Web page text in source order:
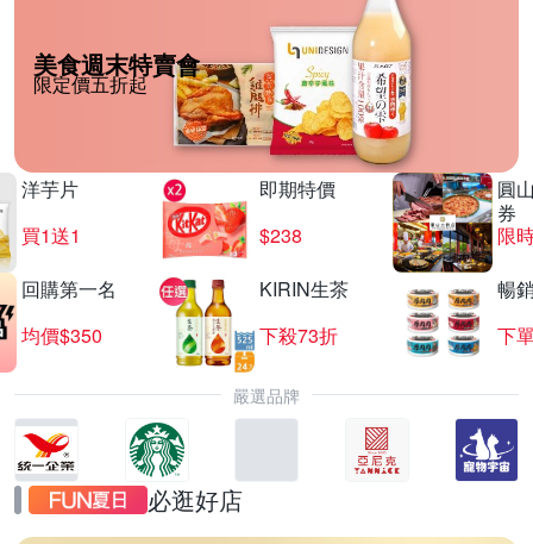
美食週末特賣會
限定價五折起
洋芋片
買1送1
即期特價
$238
圓
券
限
回購第一名
均價$350
KIRIN生茶
下殺73折
暢
下
嚴選品牌
必逛好店